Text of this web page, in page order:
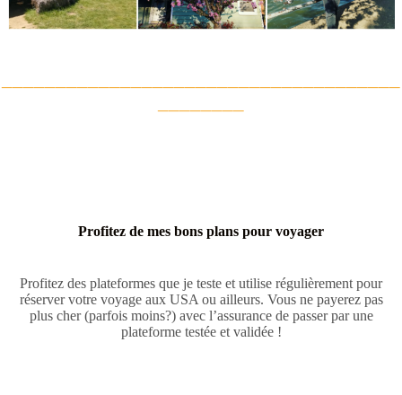
Profitez de mes bons plans pour voyager
Profitez des plateformes que je teste et utilise régulièrement pour
réserver votre voyage aux USA ou ailleurs. Vous ne payerez pas
plus cher (parfois moins?) avec l’assurance de passer par une
plateforme testée et validée !